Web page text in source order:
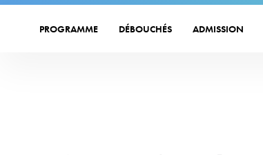
PROGRAMME DÉBOUCHÉS ADMISSION